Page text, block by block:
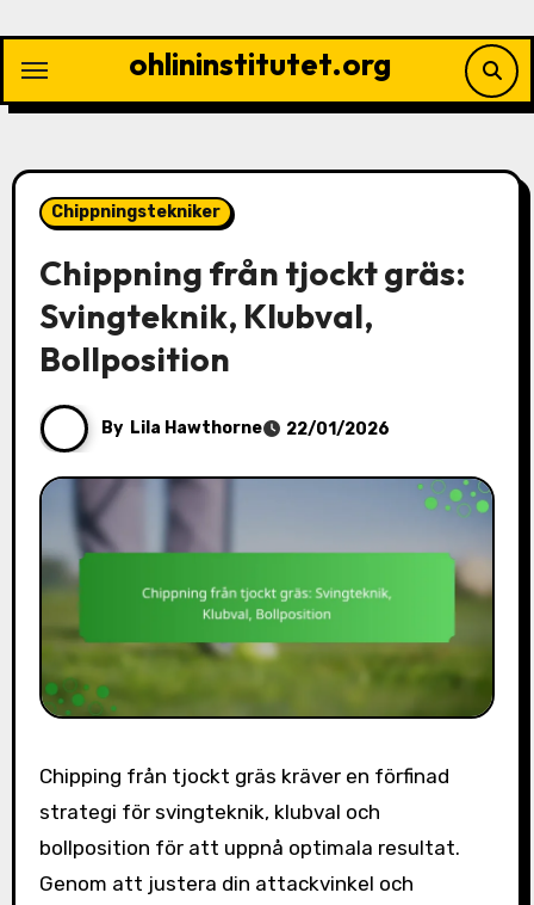
content
ohlininstitutet.org
Chippningstekniker
Chippning från tjockt gräs:
Svingteknik, Klubval,
Bollposition
By Lila Hawthorne 22/01/2026
Chipping från tjockt gräs kräver en förfinad
strategi för svingteknik, klubval och
bollposition för att uppnå optimala resultat.
Genom att justera din attackvinkel och